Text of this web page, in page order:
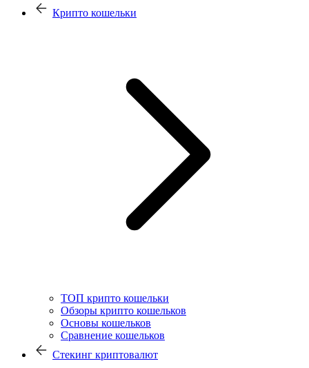
Крипто кошельки
ТОП крипто кошельки
Обзоры крипто кошельков
Основы кошельков
Сравнение кошельков
Стекинг криптовалют